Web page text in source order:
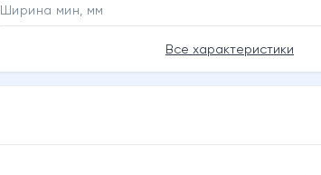
Ширина мин, мм
Все характеристики